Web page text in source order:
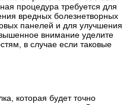
процедура требуется для
вредных болезнетворных
панелей и для улучшения
внимание уделите
в случае если таковые
которая будет точно